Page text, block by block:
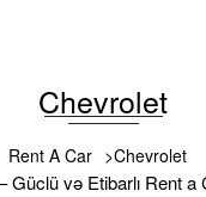
Chevrolet
Rent A Car Chevrolet
Güclü və Etibarlı Rent a